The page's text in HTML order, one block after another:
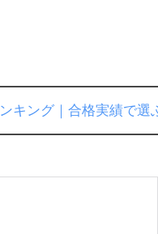
キング｜合格実績で選